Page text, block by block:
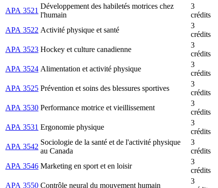
APA 3521
Développement des habiletés motrices chez
l'humain
3
crédits
APA 3522 Activité physique et santé
3
crédits
APA 3523 Hockey et culture canadienne
3
crédits
APA 3524 Alimentation et activité physique
3
crédits
APA 3525 Prévention et soins des blessures sportives
3
crédits
APA 3530 Performance motrice et vieillissement
3
crédits
APA 3531 Ergonomie physique
3
crédits
APA 3542
Sociologie de la santé et de l'activité physique
au Canada
3
crédits
APA 3546 Marketing en sport et en loisir
3
crédits
APA 3550 Contrôle neural du mouvement humain
3